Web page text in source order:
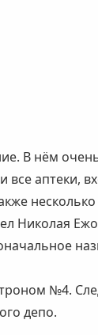
В нём
аптеки,
Николая
№4.
депо.